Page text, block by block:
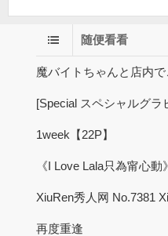
随便看看
魔バイトちゃんと店内
[Special スペシャルグラ
1week【22P】
《I Love Lala只為甯心
XiuRen秀人网 No.7381
再度重逢